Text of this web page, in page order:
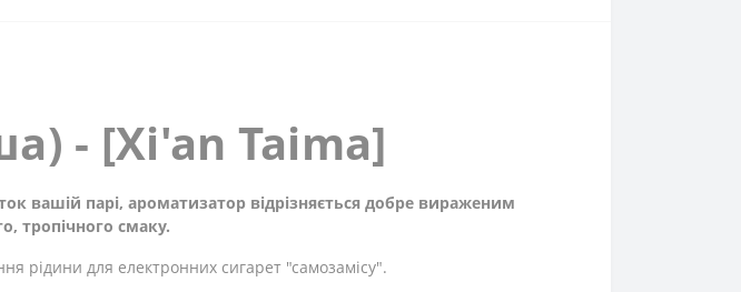
- [Xi'an Taima]
вашій парі, ароматизатор відрізняється добре вираженим
тропічного смаку.
рідини для електронних сигарет "самозамісу".